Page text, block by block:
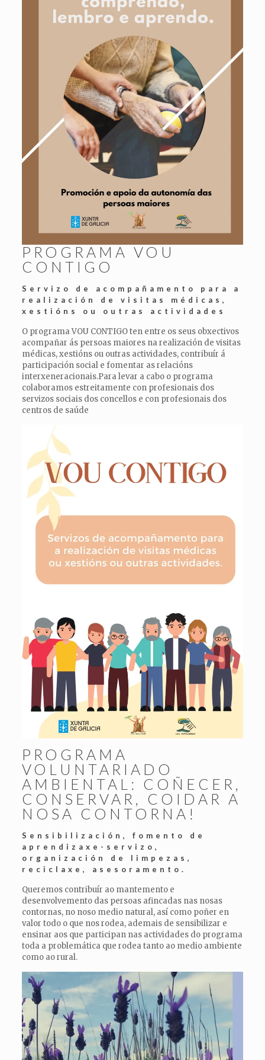
PROGRAMA VOU
CONTIGO
Servizo de acompañamento para a
realización de visitas médicas,
xestións ou outras actividades
O programa VOU CONTIGO ten entre os seus obxectivos
acompañar ás persoas maiores na realización de visitas
médicas, xestións ou outras actividades, contribuír á
participación social e fomentar as relacións
interxeneracionais.Para levar a cabo o programa
colaboramos estreitamente con profesionais dos
servizos sociais dos concellos e con profesionais dos
centros de saúde
PROGRAMA
VOLUNTARIADO
AMBIENTAL: COÑECER,
CONSERVAR, COIDAR A
NOSA CONTORNA!
Sensibilización, fomento de
aprendizaxe-servizo,
organización de limpezas,
reciclaxe, asesoramento.
Queremos contribuír ao mantemento e
desenvolvemento das persoas afincadas nas nosas
contornas, no noso medio natural, así como poñer en
valor todo o que nos rodea, ademais de sensibilizar e
ensinar aos que participan nas actividades do programa
toda a problemática que rodea tanto ao medio ambiente
como ao rural.